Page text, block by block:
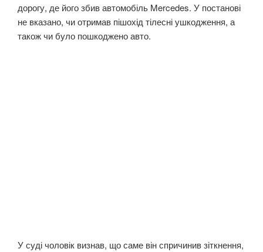
дорогу, де його збив автомобіль Mercedes. У постанові
не вказано, чи отримав пішохід тілесні ушкодження, а
також чи було пошкоджено авто.
У суді чоловік визнав, що саме він спричинив зіткнення,